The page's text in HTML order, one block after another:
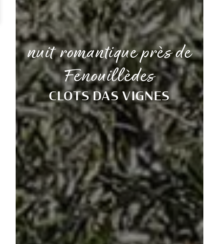
nuit romantique près de
Fenouillèdes
CLOTS DAS VIGNES